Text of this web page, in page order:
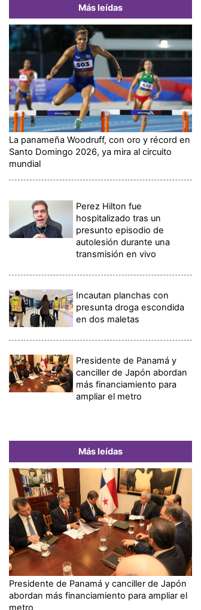
Más leídas
La panameña Woodruff, con oro y récord en
Santo Domingo 2026, ya mira al circuito
mundial
Perez Hilton fue
hospitalizado tras un
presunto episodio de
autolesión durante una
transmisión en vivo
Incautan planchas con
presunta droga escondida
en dos maletas
Presidente de Panamá y
canciller de Japón abordan
más financiamiento para
ampliar el metro
Más leídas
Presidente de Panamá y canciller de Japón
abordan más financiamiento para ampliar el
metro